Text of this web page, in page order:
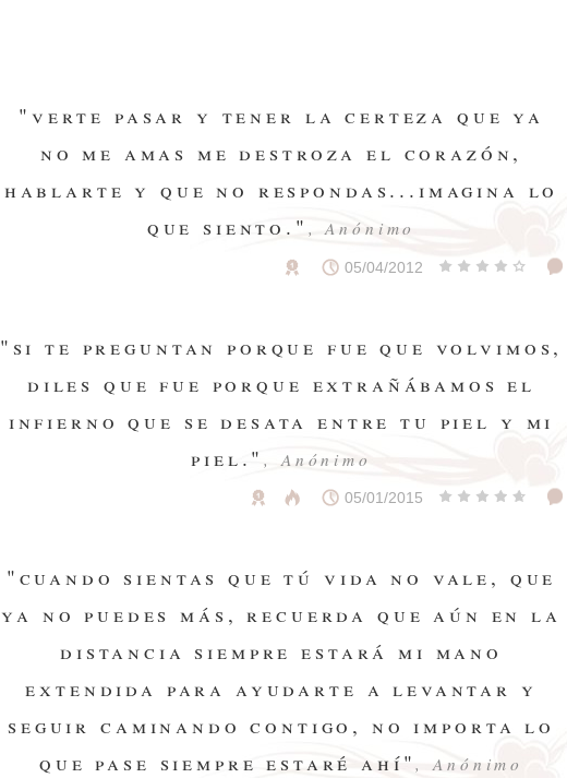
"verte pasar y tener la certeza que ya
no me amas me destroza el corazón,
hablarte y que no respondas...imagina lo
que siento." , Anónimo
05/04/2012
"si te preguntan porque fue que volvimos,
diles que fue porque extrañábamos el
infierno que se desata entre tu piel y mi
piel.", Anónimo
05/01/2015
"cuando sientas que tú vida no vale, que
ya no puedes más, recuerda que aún en la
distancia siempre estará mi mano
extendida para ayudarte a levantar y
seguir caminando contigo, no importa lo
que pase siempre estaré ahí", Anónimo